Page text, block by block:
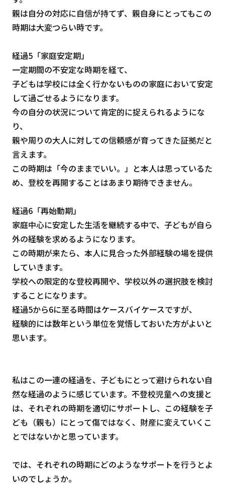
親は自分の対応に自信が持てず、親自身にとってもこの
時期は大変つらい時です。
経過5「家庭安定期」
一定期間の不安定な時期を経て、
子どもは学校には全く行かないものの家庭において安定
して過ごせるようになります。
今の自分の状況について肯定的に捉えられるようにな
り、
親や周りの大人に対しての信頼感が育ってきた証拠だと
言えます。
この時期は「今のままでいい。」と本人は思っているた
め、登校を再開することはあまり期待できません。
経過6「再始動期」
家庭中心に安定した生活を継続する中で、子どもが自ら
外の経験を求めるようになります。
この時期が来たら、本人に見合った外部経験の場を提供
していきます。
学校への限定的な登校再開や、学校以外の選択肢を検討
することになります。
経過5から6に至る時間はケースバイケースですが、
経験的には数年という単位を覚悟しておいた方がよいと
思います。
私はこの一連の経過を、子どもにとって避けられない自
然な経過のように感じています。不登校児童への支援と
は、それぞれの時期を適切にサポートし、この経験を子
ども（親も）にとって傷ではなく、財産に変えていくこ
とではないかと思っています。
では、それぞれの時期にどのようなサポートを行うとよ
いのでしょうか。